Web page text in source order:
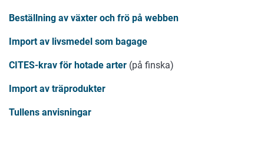
Beställning av växter och frö på webben
Import av livsmedel som bagage
CITES-krav för hotade arter (på finska)
Import av träprodukter
Tullens anvisningar